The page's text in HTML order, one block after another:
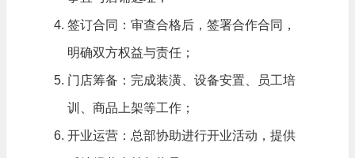
签订合同：审查合格后，签署合作合同，
明确双方权益与责任；
门店筹备：完成装潢、设备安置、员工培
训、商品上架等工作；
开业运营：总部协助进行开业活动，提供